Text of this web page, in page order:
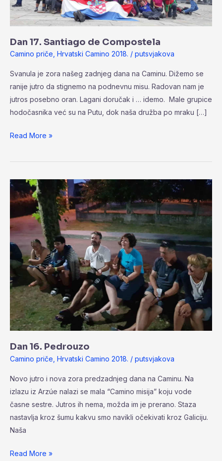
Dan 17. Santiago de Compostela
Camino priče Hrvatski Camino 2018. / putsvjakova
Svanula je zora našeg zadnjeg dana na Caminu. Dižemo se
ranije jutro da stignemo na podnevnu misu. Radovan nam je
jutros posebno oran. Lagani doručak i … idemo. Male grupice
hodočasnika već su na Putu, dok naša družba po mraku […]
Read More »
Dan 16. Pedrouzo
Camino priče Hrvatski Camino 2018. / putsvjakova
Novo jutro i nova zora predzadnjeg dana na Caminu. Na
izlazu iz Arzúe nalazi se mala “Camino misija” koju vode
časne sestre. Jutros ih nema, možda im je prerano. Staza
nastavlja kroz šumu kakvu smo navikli očekivati kroz Galiciju.
Naša
Dan
16.
Pedrouzo
Read More »